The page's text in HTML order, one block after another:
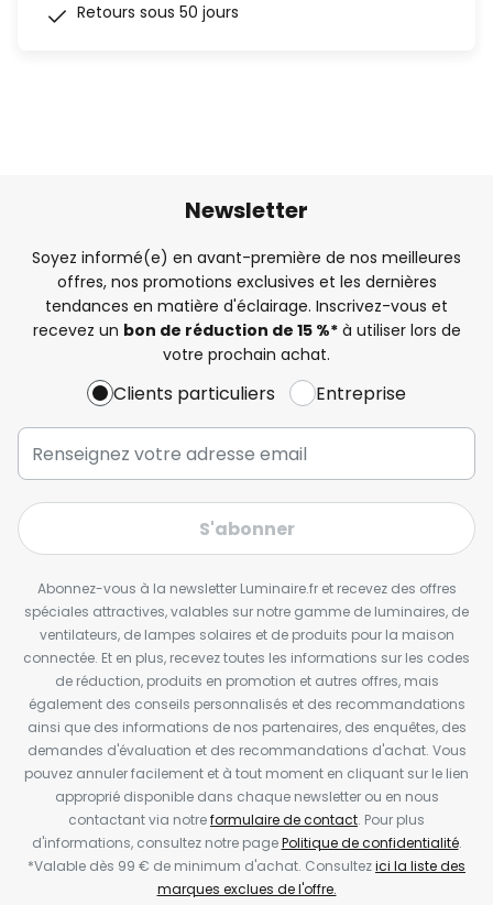
Retours sous 50 jours
Newsletter
Soyez informé(e) en avant-première de nos meilleures
offres, nos promotions exclusives et les dernières
tendances en matière d'éclairage. Inscrivez-vous et
recevez un bon de réduction de 15 %*à utiliser lors de
votre prochain achat.
Clients particuliers Entreprise
S'abonner
Abonnez-vous à la newsletter Luminaire.fr et recevez des offres
spéciales attractives, valables sur notre gamme de luminaires, de
ventilateurs, de lampes solaires et de produits pour la maison
connectée. Et en plus, recevez toutes les informations sur les codes
de réduction, produits en promotion et autres offres, mais
également des conseils personnalisés et des recommandations
ainsi que des informations de nos partenaires, des enquêtes, des
demandes d'évaluation et des recommandations d'achat. Vous
pouvez annuler facilement et à tout moment en cliquant sur le lien
approprié disponible dans chaque newsletter ou en nous
contactant via notreformulaire de contact. Pour plus
d'informations, consultez notre pagePolitique de confidentialité.
*Valable dès 99 € de minimum d'achat. Consultezici la liste des
marques exclues de l'offre.